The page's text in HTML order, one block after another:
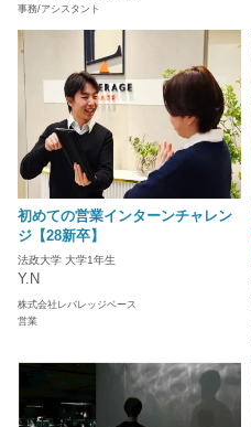
事務/アシスタント
初めての営業インターンチャレン
ジ【28新卒】
法政大学 大学1年生
Y.N
株式会社レバレッジベース
営業